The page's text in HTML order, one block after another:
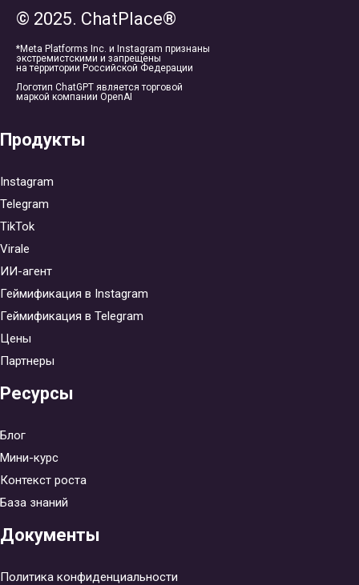
© 2025. ChatPlace®
*Meta Platforms Inc. и Instagram признаны
экстремистскими и запрещены
на территории Российской Федерации
Логотип ChatGPT является торговой
маркой компании OpenAI
Продукты
Instagram
Telegram
TikTok
Virale
ИИ-агент
Геймификация в Instagram
Геймификация в Telegram
Цены
Партнеры
Ресурсы
Блог
Мини-курс
Контекст роста
База знаний
Документы
Политика конфиденциальности